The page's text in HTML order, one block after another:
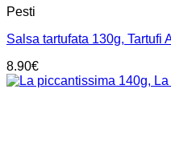
Pesti
Salsa tartufata 130g, Tartufi
8.90€